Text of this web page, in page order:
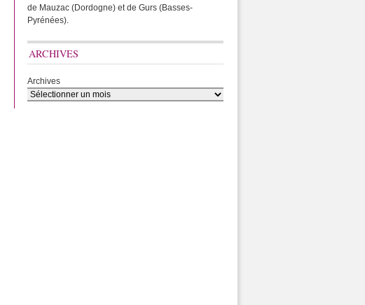
de Mauzac (Dordogne) et de Gurs (Basses-
Pyrénées).
ARCHIVES
Archives